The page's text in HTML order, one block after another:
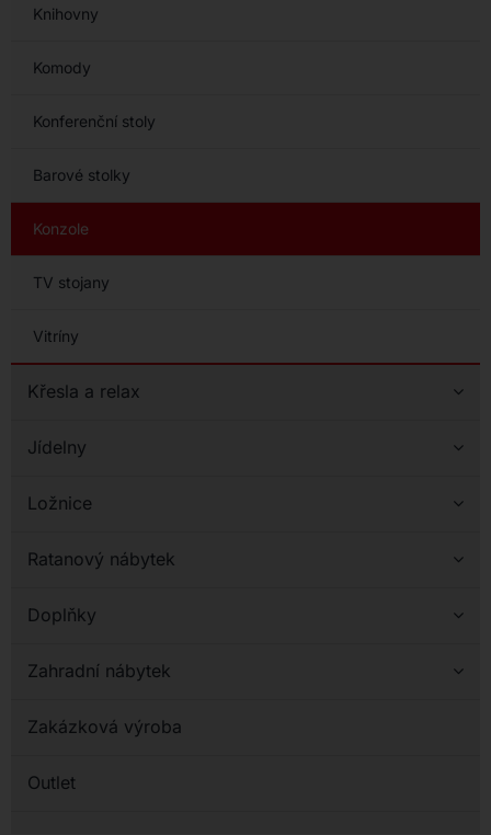
Knihovny
Komody
Konferenční stoly
Barové stolky
Konzole
TV stojany
Vitríny
Křesla a relax
Jídelny
Ložnice
Ratanový nábytek
Doplňky
Zahradní nábytek
Zakázková výroba
Outlet